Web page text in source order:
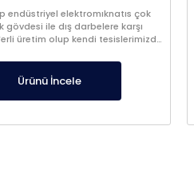
endüstriyel elektromıknatıs çok
gövdesi ile dış darbelere karşı
üretim olup kendi tesislerimizde
Ürünü İncele